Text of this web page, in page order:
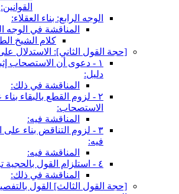
القوانين:
الوجه الرابع: بناء العقلاء:
المناقشة في الوجه
كلام الشيخ
[حجة القول الثاني‏]: الاستدلال
١ - دعوى أن الاستصحاب
دليل:
المناقشة في ذلك:
٢ - لزوم القطع بالبقاء بناء
الاستصحاب:
المناقشة فيه:
٣ - لزوم التناقض بناء على
فيه:
المناقشة فيه:
٤ - استلزام القول بالحجية ترجيح بينة النافي:
المناقشة في ذلك:
[حجة القول الثالث‏] القول